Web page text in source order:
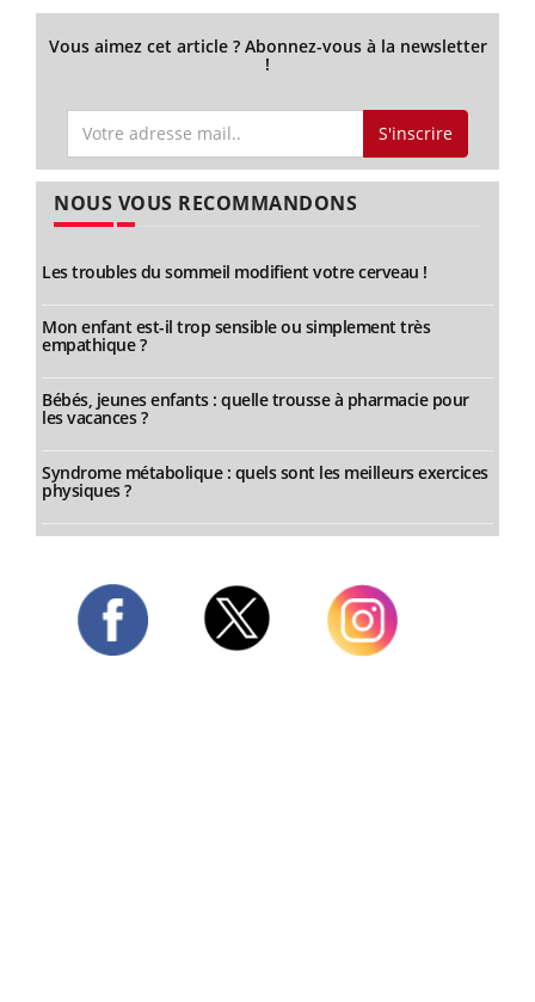
Vous aimez cet article ? Abonnez-vous à la newsletter
!
S'inscrire
NOUS VOUS RECOMMANDONS
Les troubles du sommeil modifient votre cerveau !
Mon enfant est-il trop sensible ou simplement très
empathique ?
Bébés, jeunes enfants : quelle trousse à pharmacie pour
les vacances ?
Syndrome métabolique : quels sont les meilleurs exercices
physiques ?